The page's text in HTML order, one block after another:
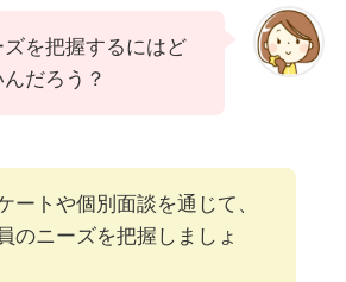
を把握するにはど
だろう？
ートや個別面談を通じて、
のニーズを把握しましょ